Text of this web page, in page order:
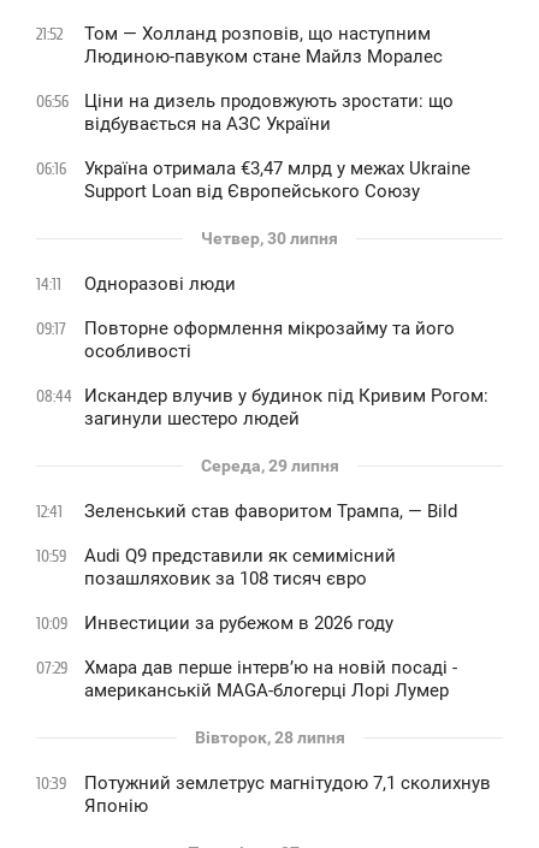
21:52
Том — Холланд розповів, що наступним
Людиною-павуком стане Майлз Моралес
06:56
Ціни на дизель продовжують зростати: що
відбувається на АЗС України
06:16
Україна отримала €3,47 млрд у межах Ukraine
Support Loan від Європейського Союзу
Четвер, 30 липня
14:11 Одноразові люди
09:17
Повторне оформлення мікрозайму та його
особливості
08:44
Искандер влучив у будинок під Кривим Рогом:
загинули шестеро людей
Середа, 29 липня
12:41 Зеленський став фаворитом Трампа, — Bild
10:59
Audi Q9 представили як семимісний
позашляховик за 108 тисяч євро
10:09 Инвестиции за рубежом в 2026 году
07:29
Хмара дав перше інтервʼю на новій посаді -
американській MAGA-блогерці Лорі Лумер
Вівторок, 28 липня
10:39
Потужний землетрус магнітудою 7,1 сколихнув
Японію